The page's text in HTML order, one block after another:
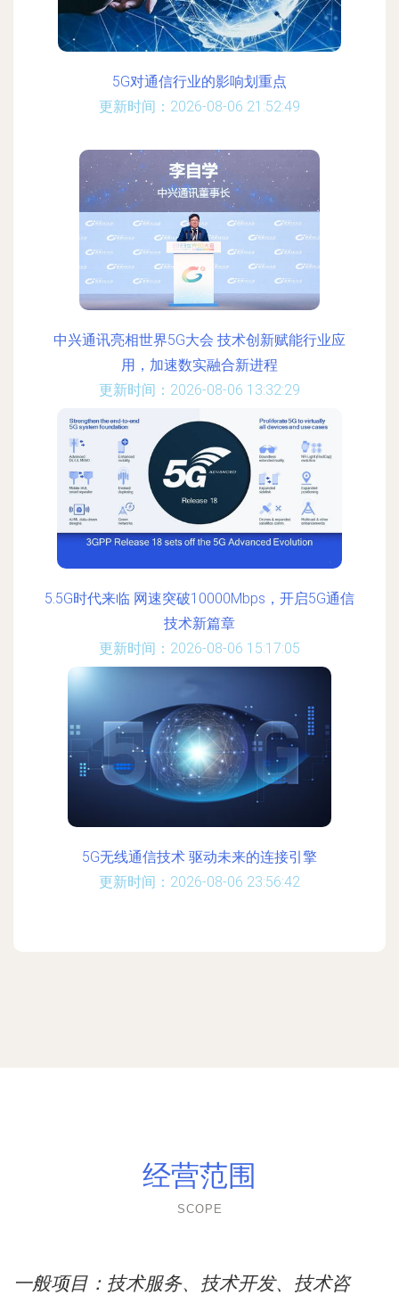
5G对通信行业的影响划重点
更新时间：2026-08-06 21:52:49
中兴通讯亮相世界5G大会 技术创新赋能行业应
用，加速数实融合新进程
更新时间：2026-08-06 13:32:29
5.5G时代来临 网速突破10000Mbps，开启5G通信
技术新篇章
更新时间：2026-08-06 15:17:05
5G无线通信技术 驱动未来的连接引擎
更新时间：2026-08-06 23:56:42
经营范围
SCOPE
一般项目：技术服务、技术开发、技术咨